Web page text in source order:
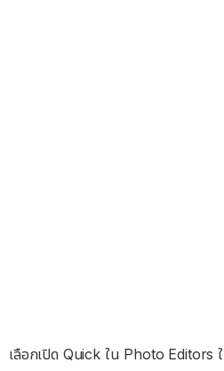
เลือกเปิด Quick ใน Photo Editors ใ